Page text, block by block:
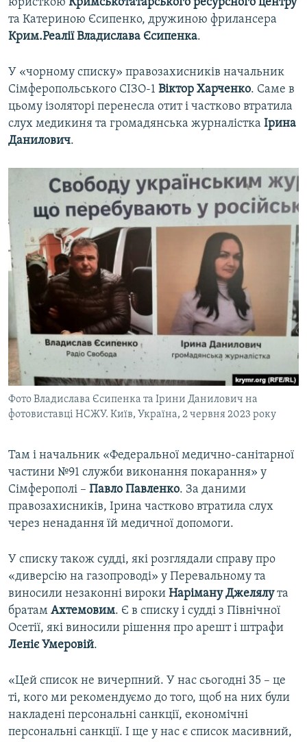
юристкою Кримськотатарського ресурсного центру
та Катериною Єсипенко, дружиною фрилансера
Крим.Реалії Владислава Єсипенка.
У «чорному списку» правозахисників начальник
Сімферопольського СІЗО-1 Віктор Харченко. Саме в
цьому ізоляторі перенесла отит і частково втратила
слух медикиня та громадянська журналістка Ірина
Данилович.
Фото Владислава Єсипенка та Ірини Данилович на
фотовиставці НСЖУ. Київ, Україна, 2 червня 2023 року
Там і начальник «Федеральної медично-санітарної
частини №91 служби виконання покарання» у
Сімферополі – Павло Павленко. За даними
правозахисників, Ірина частково втратила слух
через ненадання їй медичної допомоги.
У списку також судді, які розглядали справу про
«диверсію на газопроводі» у Перевальному та
виносили незаконні вироки Наріману Джелялута
братам Ахтемовим. Є в списку і судді з Північної
Осетії, які виносили рішення про арешт і штрафи
Леніє Умеровій.
«Цей список не вичерпний. У нас сьогодні 35 – це
ті, кого ми рекомендуємо до того, щоб на них були
накладені персональні санкції, економічні
персональні санкції. І ще у нас є список масивний,